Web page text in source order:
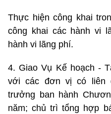
Thực hiện công khai
công khai các hành vi
hành vi lãng phí.
4. Giao Vụ Kế hoạch -
với các đơn vị có liên
trưởng ban hành
năm; chủ trì tổng hợp